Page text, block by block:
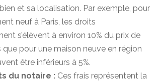
et sa localisation. Par exemple, pour
neuf à Paris, les droits
s’élèvent à environ 10% du prix de
que pour une maison neuve en région
être inférieurs à 5%.
du notaire : Ces frais représentent la